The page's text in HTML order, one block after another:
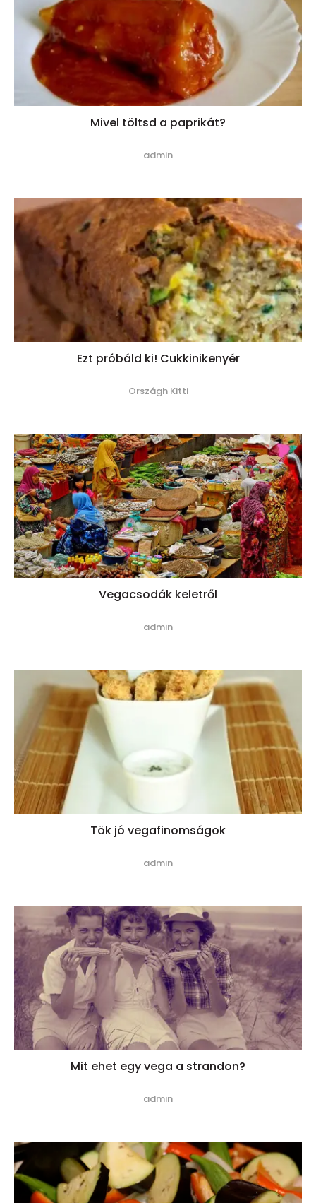
Mivel töltsd a paprikát?
admin
Ezt próbáld ki! Cukkinikenyér
Országh Kitti
Vegacsodák keletről
admin
Tök jó vegafinomságok
admin
Mit ehet egy vega a strandon?
admin